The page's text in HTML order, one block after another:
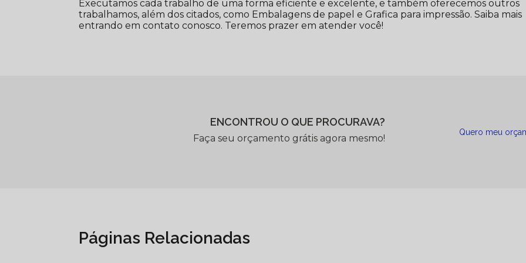
Executamos cada trabalho de uma forma eficiente e excelente, e também oferecemos outros
trabalhamos, além dos citados, como Embalagens de papel e Grafica para impressão. Saiba mais
entrando em contato conosco. Teremos prazer em atender você!
ENCONTROU O QUE PROCURAVA?
Faça seu orçamento grátis agora mesmo!
Quero meu
Páginas Relacionadas